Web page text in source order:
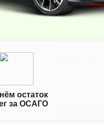
остаток
за ОСАГО